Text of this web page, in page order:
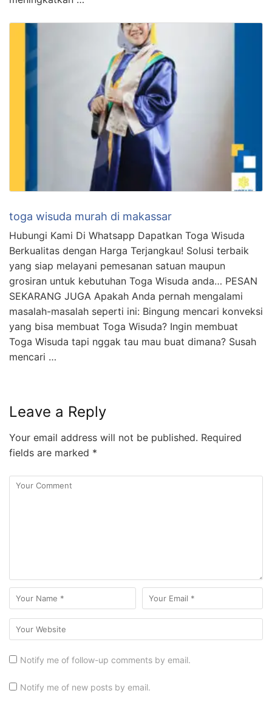
toga wisuda murah di makassar
Hubungi Kami Di Whatsapp Dapatkan Toga Wisuda
Berkualitas dengan Harga Terjangkau! Solusi terbaik
yang siap melayani pemesanan satuan maupun
grosiran untuk kebutuhan Toga Wisuda anda… PESAN
SEKARANG JUGA Apakah Anda pernah mengalami
masalah-masalah seperti ini: Bingung mencari konveksi
yang bisa membuat Toga Wisuda? Ingin membuat
Toga Wisuda tapi nggak tau mau buat dimana? Susah
mencari …
Leave a Reply
Your email address will not be published. Required
fields are marked *
Notify me of follow-up comments by email.
Notify me of new posts by email.